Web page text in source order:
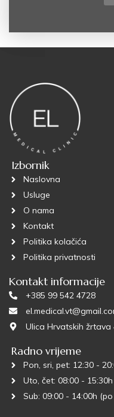
Izbornik
Naslovna
Usluge
O nama
Kontakt
Politika kolačića
Politika privatnosti
Kontakt informacije
+385 99 542 4728
Ulica Hrvatskih žrtava
Radno vrijeme
Pon, sri, pet: 12:30 -
Uto, čet: 08:00 - 15:30h
Sub: 09:00 - 14:00h